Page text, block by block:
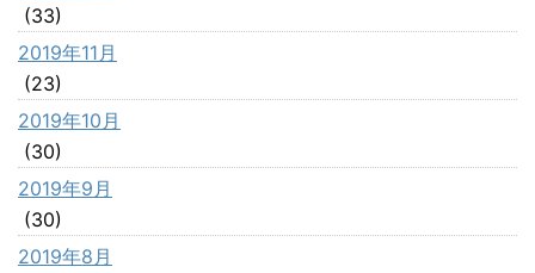
(33)
2019年11月
(23)
2019年10月
(30)
2019年9月
(30)
2019年8月